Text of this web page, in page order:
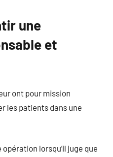
une
et
ont pour mission
les patients dans une
lorsqu’il juge que